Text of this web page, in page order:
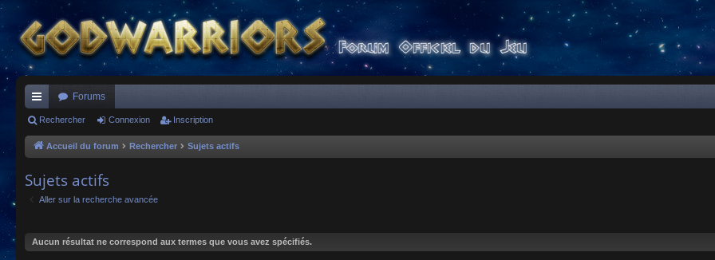
ac
co
Forums
Rechercher Connexion Inscription
Accueil du forum Rechercher Sujets actifs
Sujets actifs
Aller sur la recherche avancée
Aucun résultat ne correspond aux termes que vous avez spécifiés.